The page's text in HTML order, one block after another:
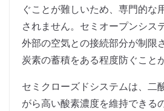
ぐことが難しいため、専門的な
されません。セミオープンシス
外部の空気との接続部分が制限
炭素の蓄積をある程度防ぐこと
セミクローズドシステムは、二
がら高い酸素濃度を維持できる